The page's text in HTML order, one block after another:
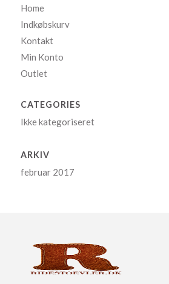
Home
Indkøbskurv
Kontakt
Min Konto
Outlet
CATEGORIES
Ikke kategoriseret
ARKIV
februar 2017